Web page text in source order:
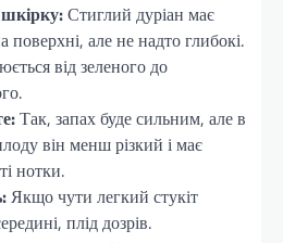
Стиглий дуріан має
поверхні, але не надто глибокі.
від зеленого до
Так, запах буде сильним, але в
він менш різкий і має
нотки.
Якщо чути легкий стукіт
плід дозрів.